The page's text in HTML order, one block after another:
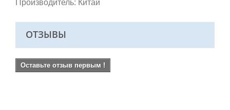
Производитель: Китай
ОТЗЫВЫ
Оставьте отзыв первым !